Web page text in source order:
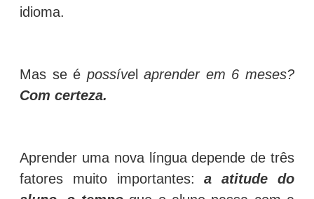
idioma.
Mas se é possívelaprender em 6 meses?
Com certeza.
Aprender uma nova língua depende de três
fatores muito importantes:a atitude do